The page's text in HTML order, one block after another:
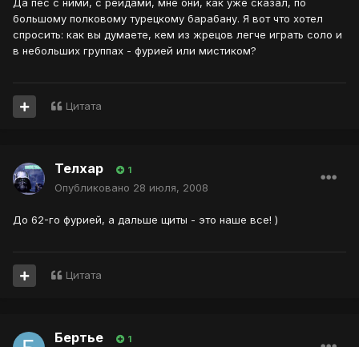
Да пёс с ними, с рейдами, мне они, как уже сказал, по
большому полковому турецкому барабану. Я вот что хотел
спросить: как вы думаете, кем из жрецов легче играть соло и
в небольших группах - фурией или мистиком?
Цитата
Телхар 1
Опубликовано 28 июля, 2008
До 62-го фурией, а дальше щиты - это наше все! )
Цитата
Бертье 1